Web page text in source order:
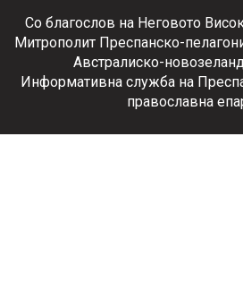
Со благослов на Неговото
Митрополит Преспанско-
Австралиско-
Информативна служба на
православна